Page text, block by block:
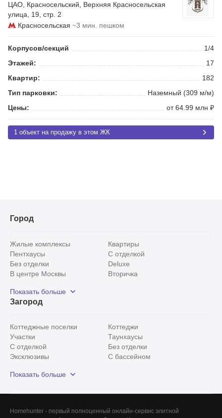
ЦАО, Красносельский, Верхняя Красносельская
улица, 19, стр. 2
Красносельская ~3 мин. пешком
Корпусов/секций
1/4
Этажей:
17
Квартир:
182
Тип парковки:
Наземный (309 м/м)
Цены:
от 64.99 млн ₽
1 объект на продажу в этом ЖК
Город
Жилые комплексы
Квартиры
Пентхаусы
С отделкой
Без отделки
Deluxe
В центре Москвы
Вторичка
Рядом с парком
С панорамными окнами
Показать больше
Загород
Коттеджные поселки
Коттеджи
Участки
Таунхаусы
С отделкой
Без отделки
Эксклюзивы
С бассейном
Красногорский район
Показать больше
Homehunter - первый полноценный онлайн-сервис элитной